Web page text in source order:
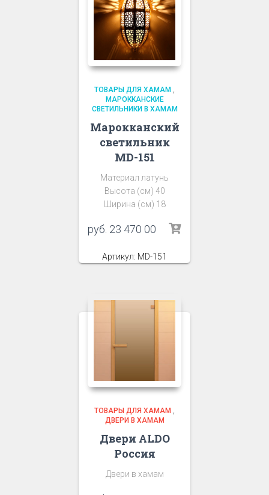
ТОВАРЫ ДЛЯ ХАМАМ ,
МАРОККАНСКИЕ
СВЕТИЛЬНИКИ В ХАМАМ
Марокканский
светильник
MD-151
Материал латунь
Высота (см) 40
Ширина (см) 18
руб. 23 470 00
Артикул: MD-151
ТОВАРЫ ДЛЯ ХАМАМ ,
ДВЕРИ В ХАМАМ
Двери ALDO
Россия
Двери в хамам